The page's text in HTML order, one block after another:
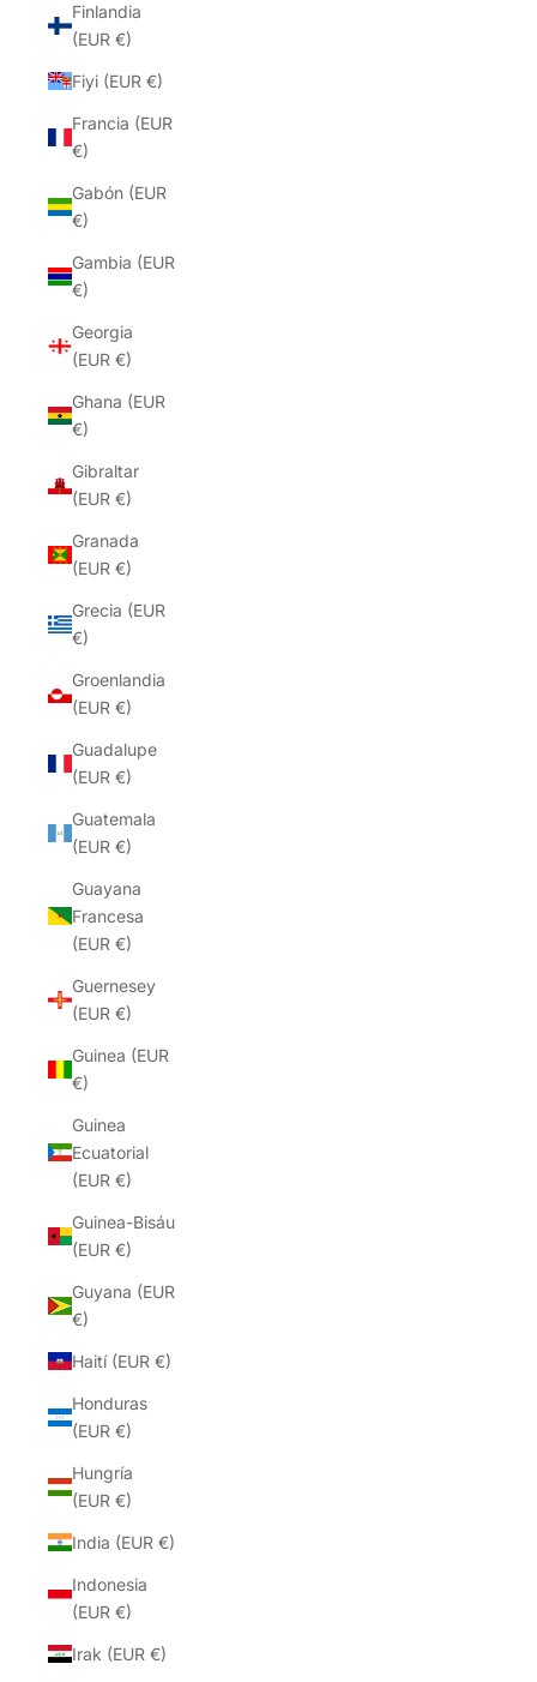
Finlandia
(EUR €)
Fiyi (EUR €)
Francia (EUR
€)
Gabón (EUR
€)
Gambia (EUR
€)
Georgia
(EUR €)
Ghana (EUR
€)
Gibraltar
(EUR €)
Granada
(EUR €)
Grecia (EUR
€)
Groenlandia
(EUR €)
Guadalupe
(EUR €)
Guatemala
(EUR €)
Guayana
Francesa
(EUR €)
Guernesey
(EUR €)
Guinea (EUR
€)
Guinea
Ecuatorial
(EUR €)
Guinea-Bisáu
(EUR €)
Guyana (EUR
€)
Haití (EUR €)
Honduras
(EUR €)
Hungría
(EUR €)
India (EUR €)
Indonesia
(EUR €)
Irak (EUR €)